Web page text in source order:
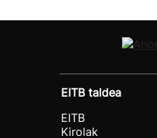
EITB taldea
EITB
Kirolak